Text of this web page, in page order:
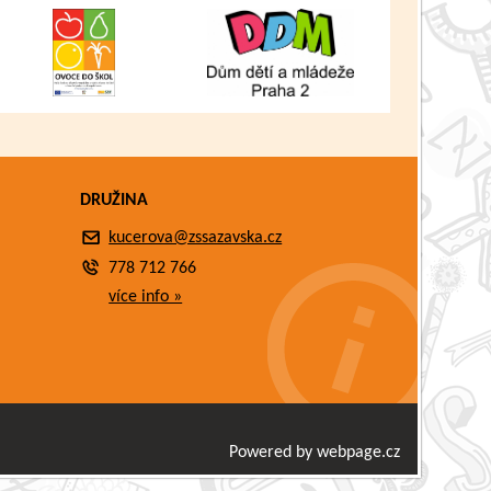
DRUŽINA
kucerova@zssazavska.cz
778 712 766
více info »
Powered by webpage.cz